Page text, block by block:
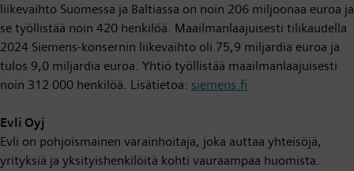
liikevaihto Suomessa ja Baltiassa on noin 206 miljoonaa euroa ja
se työllistää noin 420 henkilöä. Maailmanlaajuisesti tilikaudella
2024 Siemens-konsernin liikevaihto oli 75,9 miljardia euroa ja
tulos 9,0 miljardia euroa. Yhtiö työllistää maailmanlaajuisesti
noin 312 000 henkilöä. Lisätietoa: siemens.fi
Evli Oyj
Evli on pohjoismainen varainhoitaja, joka auttaa yhteisöjä,
yrityksiä ja yksityishenkilöitä kohti vauraampaa huomista.